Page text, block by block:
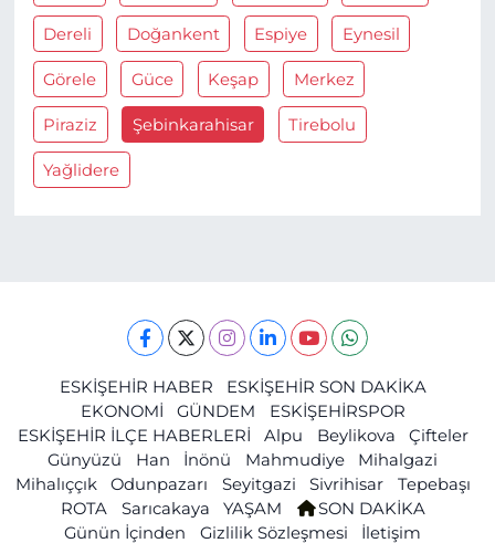
Dereli Doğankent Espiye Eynesil
Görele Güce Keşap Merkez
Piraziz Şebinkarahisar Tirebolu
Yağlidere
ESKİŞEHİR HABER
ESKİŞEHİR SON DAKİKA
EKONOMİ
GÜNDEM
ESKİŞEHİRSPOR
ESKİŞEHİR İLÇE HABERLERİ
Alpu Beylikova
Çifteler
Günyüzü
Han İnönü Mahmudiye
Mihalgazi
Mihalıççık
Odunpazarı Seyitgazi Sivrihisar
Tepebaşı
ROTA
Sarıcakaya YAŞAM
SON DAKİKA
Günün İçinden
Gizlilik Sözleşmesi İletişim